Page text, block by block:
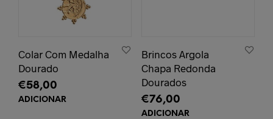
Colar Com Medalha
Dourado
€58,00
ADICIONAR
Brincos Argola
Chapa Redonda
Dourados
€76,00
ADICIONAR